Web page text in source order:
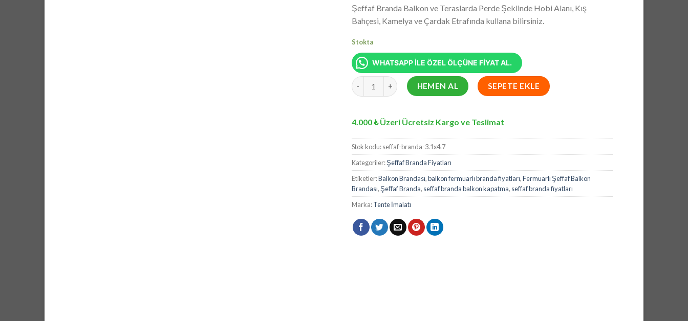
5 üzerinden
5.00puan
aldı
₺11.677,50.fiyat:
₺9.809,10.
Şeffaf Branda Balkon ve Teraslarda Perde Şeklinde Hobi Alanı, Kış
Bahçesi, Kamelya ve Çardak Etrafında kullana bilirsiniz.
Stokta
WHATSAPP İLE ÖZEL ÖLÇÜNE FİYAT AL.
3,1 x 4,7 Metre Şeffaf Branda Balkon Kapatma - Balkon Fermuarlı Branda Fiyatları adet
HEMEN AL SEPETE EKLE
4.000 ₺ Üzeri Ücretsiz Kargo ve Teslimat
Stok kodu:seffaf-branda-3.1x4.7
Kategoriler:Şeffaf Branda Fiyatları
Etiketler:Balkon Brandası,balkon fermuarlı branda fiyatları,Fermuarlı Şeffaf Balkon
Brandası,Şeffaf Branda, seffaf branda balkon kapatma, seffaf branda fiyatları
Marka:Tente İmalatı